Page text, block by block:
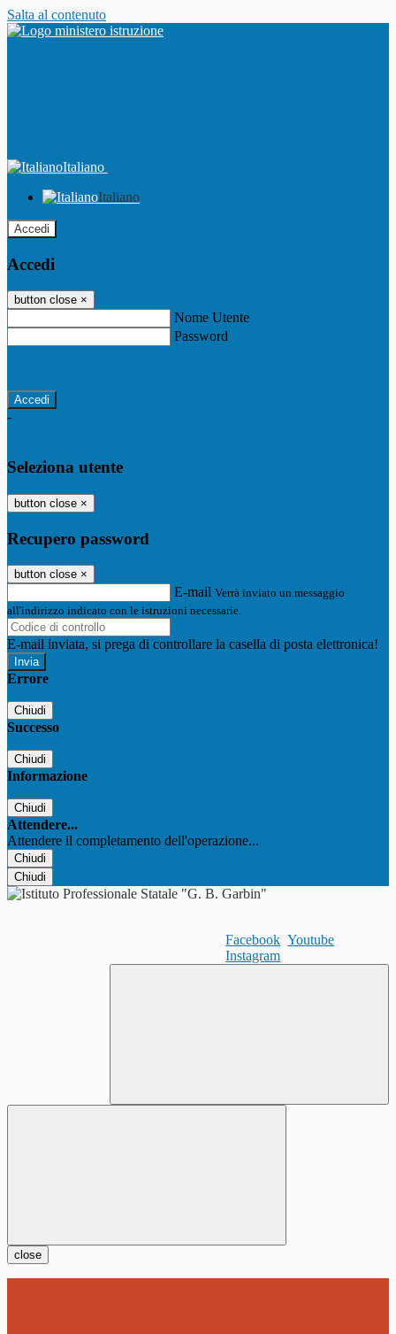
Salta al contenuto
Italiano
Italiano
Accedi
Accedi
button close ×
Nome Utente
Password
-
Seleziona utente
button close ×
Recupero password
button close ×
E-mail Verrà inviato un messaggio
all'indirizzo indicato con le istruzioni necessarie.
E-mail inviata, si prega di controllare la casella di posta elettronica!
Errore
Chiudi
Successo
Chiudi
Informazione
Chiudi
Attendere...
Attendere il completamento dell'operazione...
Chiudi
Chiudi
Facebook Youtube
Instagram
close